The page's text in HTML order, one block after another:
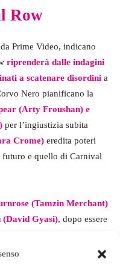
Row
Prime Video, indicano
riprenderà dalle indagini
a scatenare disordini a
Nero pianificano la
(Arty Froushan) e
per l’ingiustizia subita
Crome) eredita poteri
futuro e quello di Carnival
(Tamzin Merchant)
(David Gyasi), dopo essere
quando